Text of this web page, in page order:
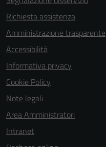
Richiesta assistenza
Amministrazione trasparente
Accessibilità
Informativa privacy
Cookie Policy
Note legali
Area Amministratori
Intranet
Bacheca online